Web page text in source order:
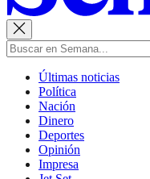
Últimas noticias
Política
Nación
Dinero
Deportes
Opinión
Impresa